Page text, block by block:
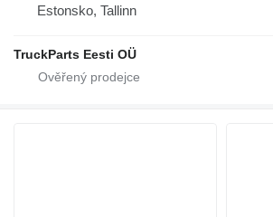
Estonsko, Tallinn
TruckParts Eesti OÜ